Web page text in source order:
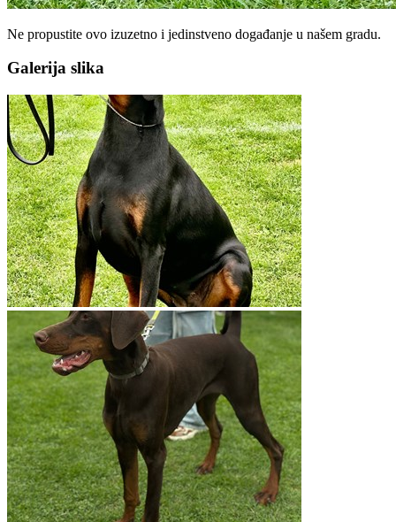
Ne propustite ovo izuzetno i jedinstveno događanje u našem gradu.
Galerija slika